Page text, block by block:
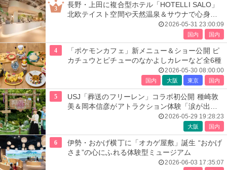
3
長野・上田に複合型ホテル「HOTELLI SALO」
北欧テイスト空間や天然温泉＆サウナで心身を
2026-05-31 23:00:09
国内 国内
4
「ポケモンカフェ」新メニュー＆ショー公開 ピ
カチュウとピチューのなかよしカレーなど全6種
2026-05-30 08:00:00
国内 大阪 東京 国内
5
USJ「葬送のフリーレン」コラボ初公開 種崎敦
美＆岡本信彦がアトラクション体験「涙が出そ
2026-05-29 19:28:23
大阪 国内
6
伊勢・おかげ横丁に「オカゲ屋敷」誕生 “おかげ
さま”の心にふれる体験型ミュージアム
2026-06-03 17:35:07